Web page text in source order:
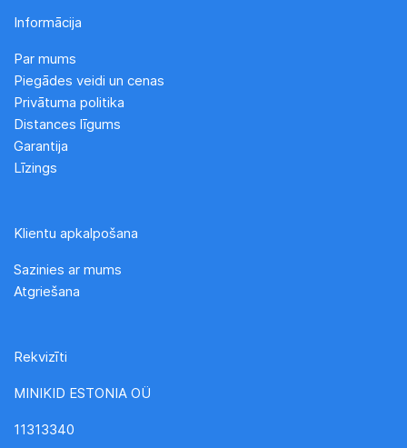
Informācija
Par mums
Piegādes veidi un cenas
Privātuma politika
Distances līgums
Garantija
Līzings
Klientu apkalpošana
Sazinies ar mums
Atgriešana
Rekvizīti
MINIKID ESTONIA OÜ
11313340